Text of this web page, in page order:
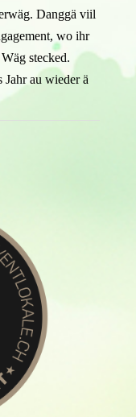
Danggä viil
wo ihr
stecked.
Jahr au wieder ä